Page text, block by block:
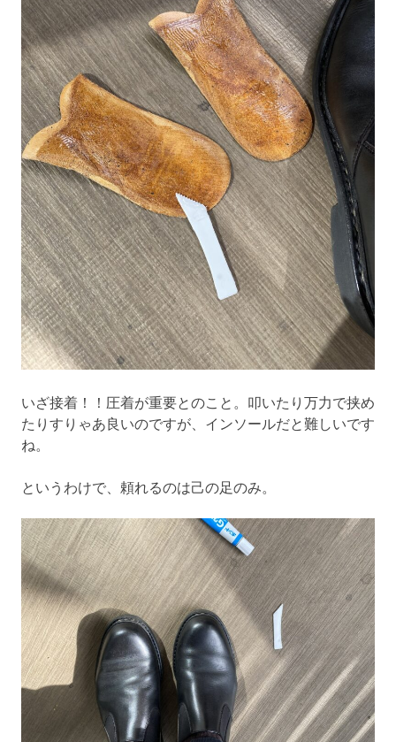
いざ接着！！圧着が重要とのこと。叩いたり万力で挟め
たりすりゃあ良いのですが、インソールだと難しいです
ね。
というわけで、頼れるのは己の足のみ。